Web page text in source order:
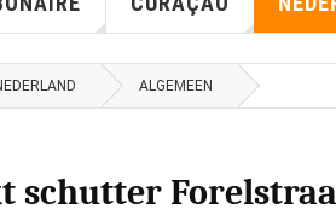
ALGEMEEN
schutter